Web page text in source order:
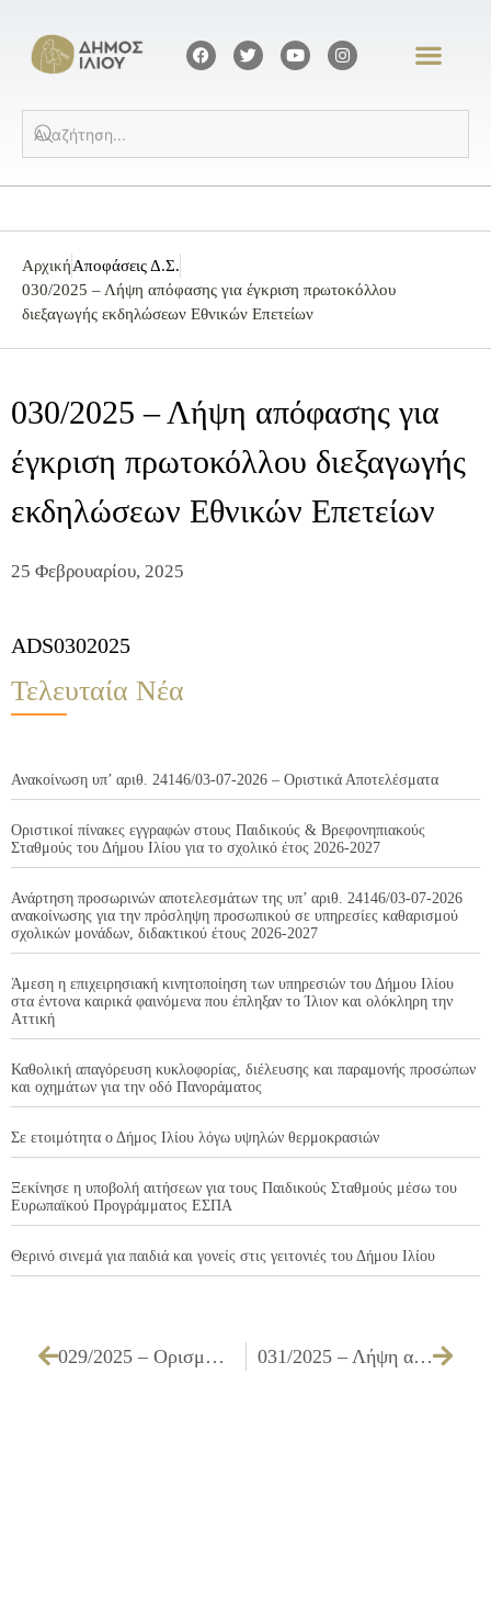
ΑρχικήΑποφάσεις Δ.Σ.
030/2025 – Λήψη απόφασης για έγκριση πρωτοκόλλου
διεξαγωγής εκδηλώσεων Εθνικών Επετείων
030/2025 – Λήψη απόφασης για
έγκριση πρωτοκόλλου διεξαγωγής
εκδηλώσεων Εθνικών Επετείων
25 Φεβρουαρίου, 2025
ADS0302025
Τελευταία Νέα
Ανακοίνωση υπ’ αριθ. 24146/03-07-2026 – Οριστικά Αποτελέσματα
Οριστικοί πίνακες εγγραφών στους Παιδικούς & Βρεφονηπιακούς
Σταθμούς του Δήμου Ιλίου για το σχολικό έτος 2026-2027
Ανάρτηση προσωρινών αποτελεσμάτων της υπ’ αριθ. 24146/03-07-2026
ανακοίνωσης για την πρόσληψη προσωπικού σε υπηρεσίες καθαρισμού
σχολικών μονάδων, διδακτικού έτους 2026-2027
Άμεση η επιχειρησιακή κινητοποίηση των υπηρεσιών του Δήμου Ιλίου
στα έντονα καιρικά φαινόμενα που έπληξαν το Ίλιον και ολόκληρη την
Αττική
Καθολική απαγόρευση κυκλοφορίας, διέλευσης και παραμονής προσώπων
και οχημάτων για την οδό Πανοράματος
Σε ετοιμότητα ο Δήμος Ιλίου λόγω υψηλών θερμοκρασιών
Ξεκίνησε η υποβολή αιτήσεων για τους Παιδικούς Σταθμούς μέσω του
Ευρωπαϊκού Προγράμματος ΕΣΠΑ
Θερινό σινεμά για παιδιά και γονείς στις γειτονιές του Δήμου Ιλίου
029/2025 – Ορισμός μελών Διαπαραταξιακής Επιτροπής αξιολόγησης των αιτήσεων γονέων & κηδεμόνων για τη μείωση ή απαλλαγή της οικονομικής συμμετοχής για τα φιλοξενούμενα τέκνα τους στους Σταθμούς του Δήμου Ιλίου 031/2025 – Λήψη απόφασης για έγκριση Δηλωτικού Σήματος Δήμου Ιλίου